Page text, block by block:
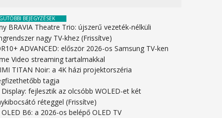
BEJEGYZÉSEK
BRAVIA Theatre Trio: újszerű vezeték-nélküli
nagy TV-khez (Frissítve)
ADVANCED: először 2026-os Samsung TV-ken
Video streaming tartalmakkal
TITAN Noir: a 4K házi projektorszéria
tagja
Display: fejlesztik az olcsóbb WOLED-et két
réteggel (Frissítve)
OLED B6: a 2026-os belépő OLED TV